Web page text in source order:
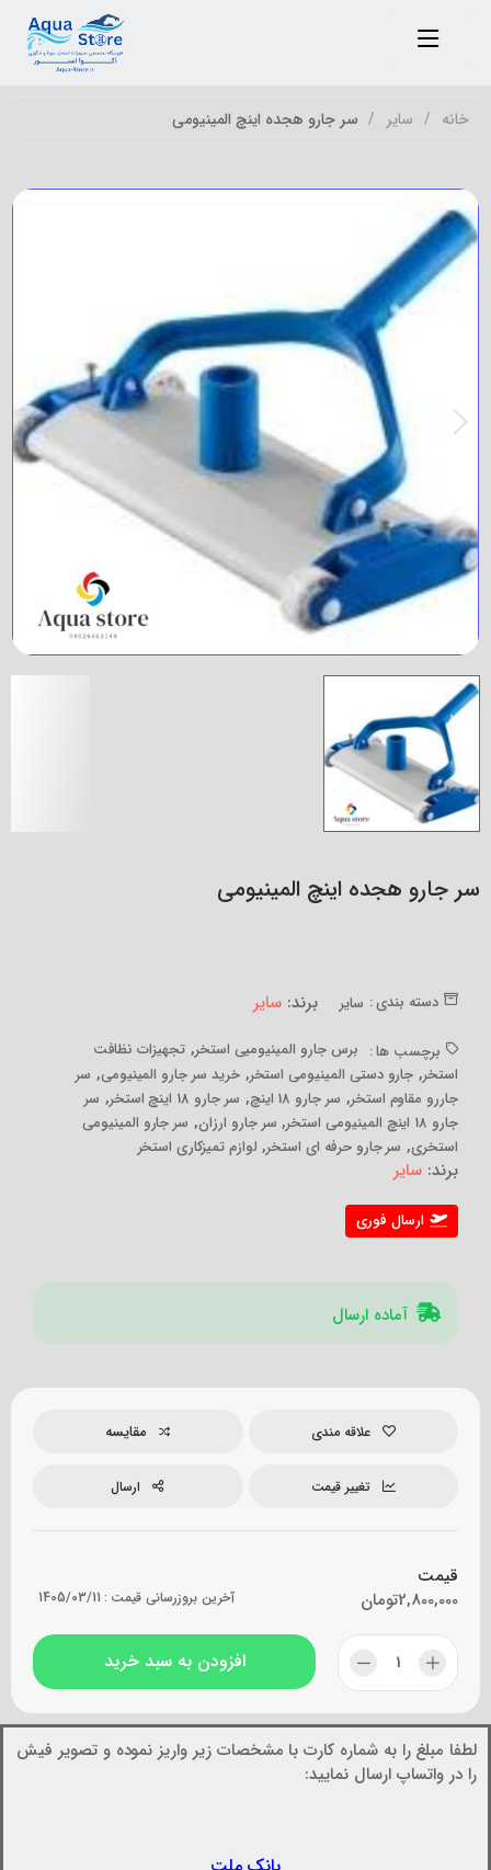
خانه سایر سر جارو هجده اینچ المینیومی
سر جارو هجده اینچ المینیومی
دسته بندی : سایر برند: سایر
برچسب ها : برس جارو المینیومیی استخر,تجهیزات نظافت
استخر, جارو دستی المینیومی استخر,خرید سر جارو المینیومی, سر
جاررو مقاوم استخر, سر جارو 18 اینچ , سر جارو 18 اینچ استخر , سر
جارو 18 اینچ المینیومی استخر
, سر جارو ارزان, سر جارو المینیومی
استخری, سر جارو حرفه ای استخر, لوازم تمیزکاری استخر
برند: سایر
ارسال فوری
آماده ارسال
علاقه مندی مقایسه
تغییر قیمت ارسال
قیمت
تومان2,800,000 آخرین بروزرسانی قیمت : 1405/03/11
افزودن به سبد خرید
لطفا مبلغ را به شماره کارت با مشخصات زیر واریز نموده و تصویر فیش
را در واتساپ ارسال نمایید: